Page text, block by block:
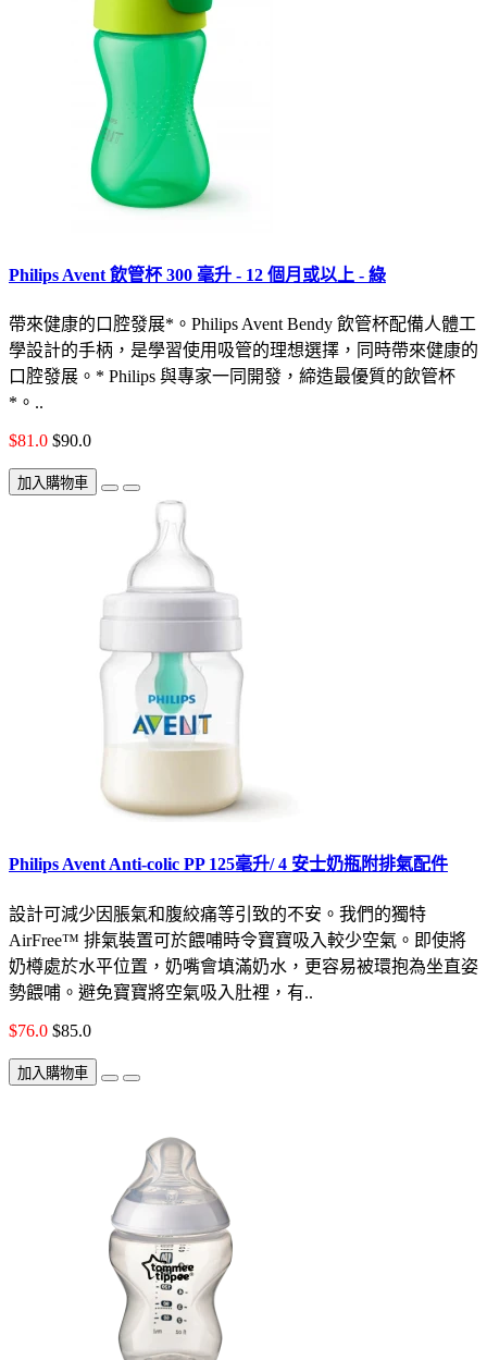
Philips Avent 飲管杯 300 毫升 - 12 個月或以上 - 綠
帶來健康的口腔發展*。Philips Avent Bendy 飲管杯配備人體工
學設計的手柄，是學習使用吸管的理想選擇，同時帶來健康的
口腔發展。* Philips 與專家一同開發，締造最優質的飲管杯
*。..
$81.0 $90.0
加入購物車
Philips Avent Anti-colic PP 125毫升/ 4 安士奶瓶附排氣配件
設計可減少因脹氣和腹絞痛等引致的不安。我們的獨特
AirFree™ 排氣裝置可於餵哺時令寶寶吸入較少空氣。即使將
奶樽處於水平位置，奶嘴會填滿奶水，更容易被環抱為坐直姿
勢餵哺。避免寶寶將空氣吸入肚裡，有..
$76.0 $85.0
加入購物車